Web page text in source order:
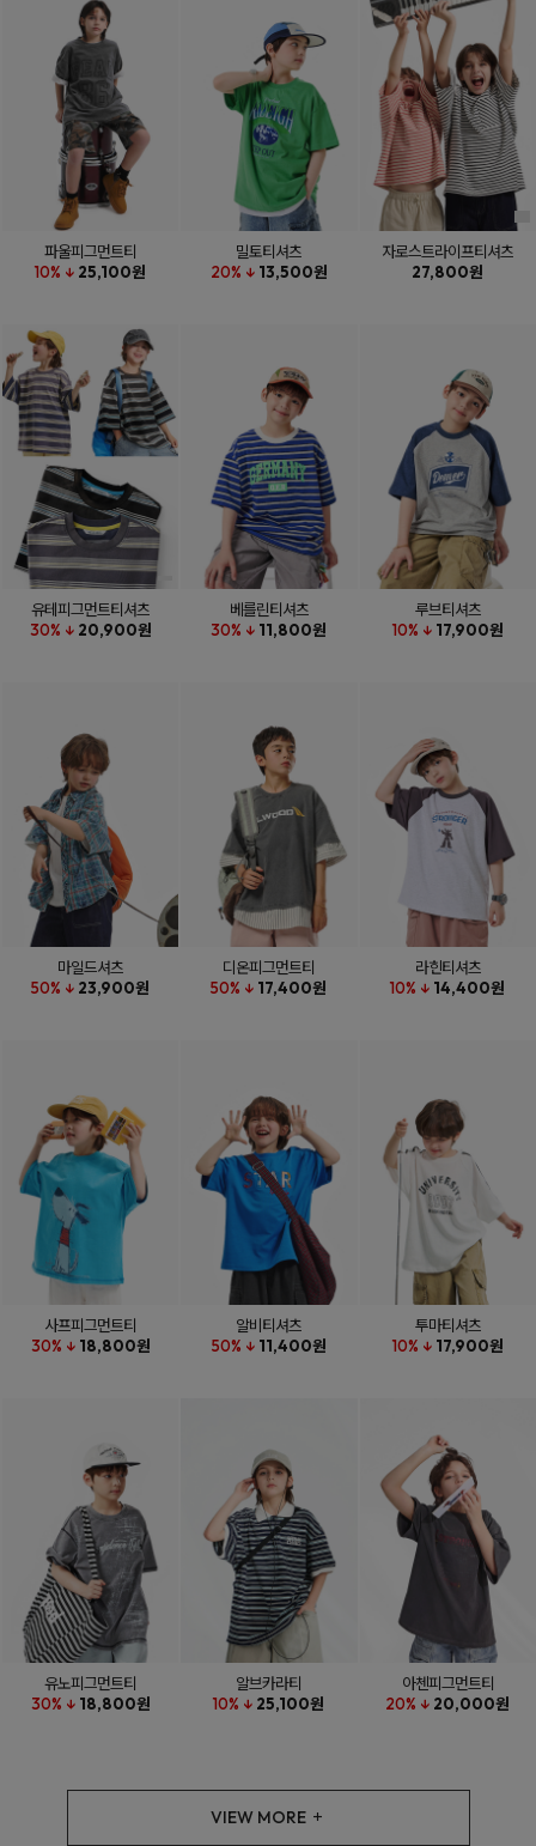
파울피그먼트티
10% ↓ 25,100원
밀토티셔츠
20% ↓ 13,500원
자로스트라이프티셔츠
27,800원
유테피그먼트티셔츠
30% ↓ 20,900원
베를린티셔츠
30% ↓ 11,800원
루브티셔츠
10% ↓ 17,900원
마일드셔츠
50% ↓ 23,900원
디온피그먼트티
50% ↓ 17,400원
라힌티셔츠
10% ↓ 14,400원
사프피그먼트티
30% ↓ 18,800원
알비티셔츠
50% ↓ 11,400원
투마티셔츠
10% ↓ 17,900원
유노피그먼트티
30% ↓ 18,800원
알브카라티
10% ↓ 25,100원
아첸피그먼트티
20% ↓ 20,000원
VIEW MORE